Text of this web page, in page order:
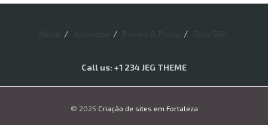
Call us: +1 234 JEG THEME
© 2025 Criação de sites em Fortaleza